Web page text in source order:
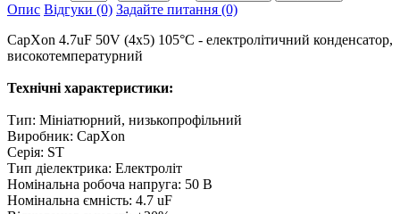
Опис Відгуки (0) Задайте питання (0)
CapXon 4.7uF 50V (4x5) 105°C - електролітичний конденсатор,
високотемпературний
Технічні характеристики:
Тип: Мініатюрний, низькопрофільний
Виробник: CapXon
Серія: ST
Тип діелектрика: Електроліт
Номінальна робоча напруга: 50 В
Номінальна ємність: 4.7 uF